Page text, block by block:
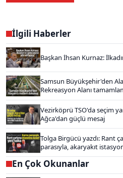
İlgili Haberler
Başkan İhsan Kurnaz:
Samsun Büyükşehir'den
Rekreasyon Alanı
Vezirköprü TSO'da seçim
Ağca'dan güçlü mesaj
Tolga Birgücü yazdı: Rant
parasıyla, akaryakıt
En Çok Okunanlar